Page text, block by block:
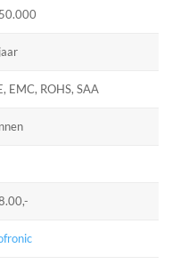
EMC, ROHS, SAA